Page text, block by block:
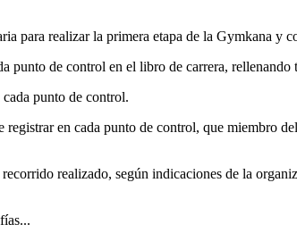
para realizar la primera etapa de la Gymkana y
de control en el libro de carrera, rellenando
punto de control.
en cada punto de control, que miembro
realizado, según indicaciones de la